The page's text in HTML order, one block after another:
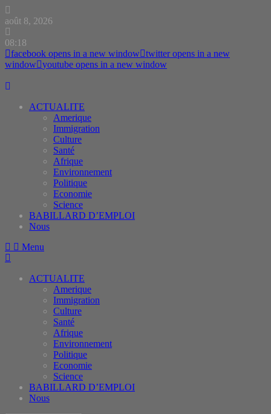
août 8, 2026
08:18
facebook opens in a new window twitter opens in a new
window youtube opens in a new window
ACTUALITE
Amerique
Immigration
Culture
Santé
Afrique
Environnement
Politique
Economie
Science
BABILLARD D’EMPLOI
Nous
Menu
ACTUALITE
Amerique
Immigration
Culture
Santé
Afrique
Environnement
Politique
Economie
Science
BABILLARD D’EMPLOI
Nous